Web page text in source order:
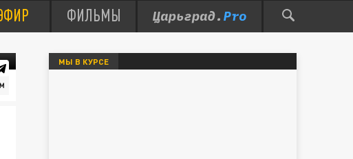
ФИЛЬМЫ
МЫ В КУРСЕ